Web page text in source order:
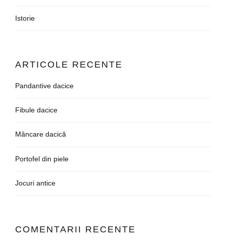
Istorie
ARTICOLE RECENTE
Pandantive dacice
Fibule dacice
Mâncare dacică
Portofel din piele
Jocuri antice
COMENTARII RECENTE